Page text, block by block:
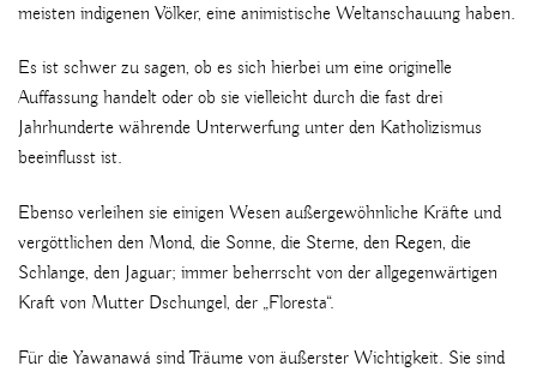
meisten indigenen Völker, eine animistische Weltanschauung haben.
Es ist schwer zu sagen, ob es sich hierbei um eine originelle
Auffassung handelt oder ob sie vielleicht durch die fast drei
Jahrhunderte währende Unterwerfung unter den Katholizismus
beeinflusst ist.
Ebenso verleihen sie einigen Wesen außergewöhnliche Kräfte und
vergöttlichen den Mond, die Sonne, die Sterne, den Regen, die
Schlange, den Jaguar; immer beherrscht von der allgegenwärtigen
Kraft von Mutter Dschungel, der „Floresta“.
Für die Yawanawá sind Träume von äußerster Wichtigkeit. Sie sind